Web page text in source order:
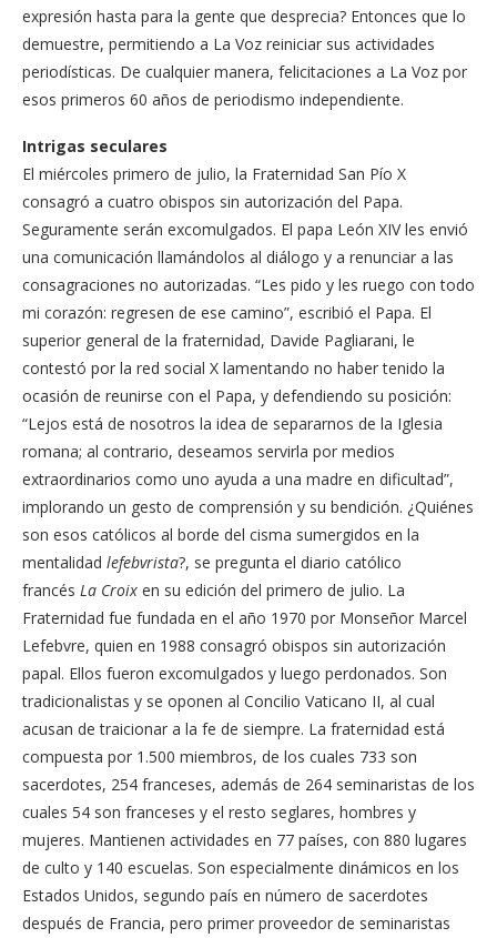
expresión hasta para la gente que desprecia? Entonces que lo
demuestre, permitiendo a La Voz reiniciar sus actividades
periodísticas. De cualquier manera, felicitaciones a La Voz por
esos primeros 60 años de periodismo independiente.
Intrigas seculares
El miércoles primero de julio, la Fraternidad San Pío X
consagró a cuatro obispos sin autorización del Papa.
Seguramente serán excomulgados. El papa León XIV les envió
una comunicación llamándolos al diálogo y a renunciar a las
consagraciones no autorizadas. “Les pido y les ruego con todo
mi corazón: regresen de ese camino”, escribió el Papa. El
superior general de la fraternidad, Davide Pagliarani, le
contestó por la red social X lamentando no haber tenido la
ocasión de reunirse con el Papa, y defendiendo su posición:
“Lejos está de nosotros la idea de separarnos de la Iglesia
romana; al contrario, deseamos servirla por medios
extraordinarios como uno ayuda a una madre en dificultad”,
implorando un gesto de comprensión y su bendición. ¿Quiénes
son esos católicos al borde del cisma sumergidos en la
mentalidad lefebvrista?, se pregunta el diario católico
francés La Croix en su edición del primero de julio. La
Fraternidad fue fundada en el año 1970 por Monseñor Marcel
Lefebvre, quien en 1988 consagró obispos sin autorización
papal. Ellos fueron excomulgados y luego perdonados. Son
tradicionalistas y se oponen al Concilio Vaticano II, al cual
acusan de traicionar a la fe de siempre. La fraternidad está
compuesta por 1.500 miembros, de los cuales 733 son
sacerdotes, 254 franceses, además de 264 seminaristas de los
cuales 54 son franceses y el resto seglares, hombres y
mujeres. Mantienen actividades en 77 países, con 880 lugares
de culto y 140 escuelas. Son especialmente dinámicos en los
Estados Unidos, segundo país en número de sacerdotes
después de Francia, pero primer proveedor de seminaristas